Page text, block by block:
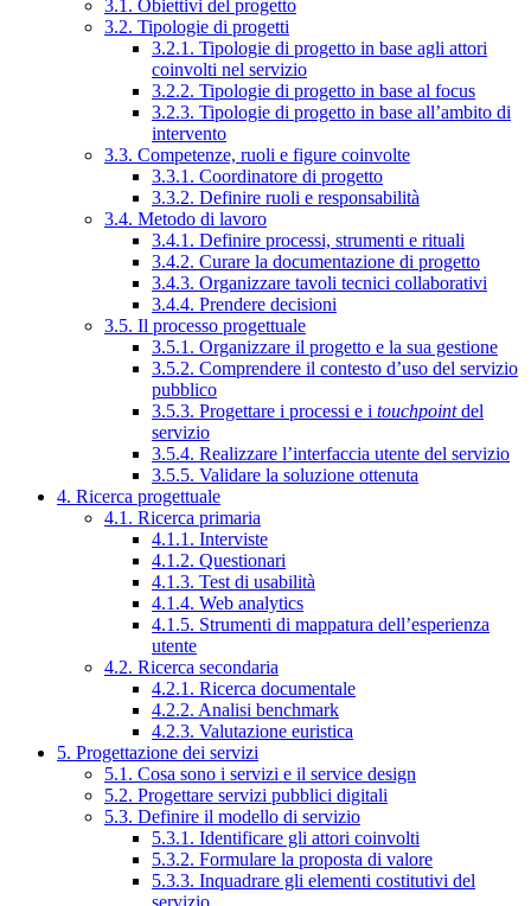
3.1. Obiettivi del progetto
3.2. Tipologie di progetti
3.2.1. Tipologie di progetto in base agli attori
coinvolti nel servizio
3.2.2. Tipologie di progetto in base al focus
3.2.3. Tipologie di progetto in base all’ambito di
intervento
3.3. Competenze, ruoli e figure coinvolte
3.3.1. Coordinatore di progetto
3.3.2. Definire ruoli e responsabilità
3.4. Metodo di lavoro
3.4.1. Definire processi, strumenti e rituali
3.4.2. Curare la documentazione di progetto
3.4.3. Organizzare tavoli tecnici collaborativi
3.4.4. Prendere decisioni
3.5. Il processo progettuale
3.5.1. Organizzare il progetto e la sua gestione
3.5.2. Comprendere il contesto d’uso del servizio
pubblico
3.5.3. Progettare i processi e i touchpointdel
servizio
3.5.4. Realizzare l’interfaccia utente del servizio
3.5.5. Validare la soluzione ottenuta
4. Ricerca progettuale
4.1. Ricerca primaria
4.1.1. Interviste
4.1.2. Questionari
4.1.3. Test di usabilità
4.1.4. Web analytics
4.1.5. Strumenti di mappatura dell’esperienza
utente
4.2. Ricerca secondaria
4.2.1. Ricerca documentale
4.2.2. Analisi benchmark
4.2.3. Valutazione euristica
5. Progettazione dei servizi
5.1. Cosa sono i servizi e il service design
5.2. Progettare servizi pubblici digitali
5.3. Definire il modello di servizio
5.3.1. Identificare gli attori coinvolti
5.3.2. Formulare la proposta di valore
5.3.3. Inquadrare gli elementi costitutivi del
servizio